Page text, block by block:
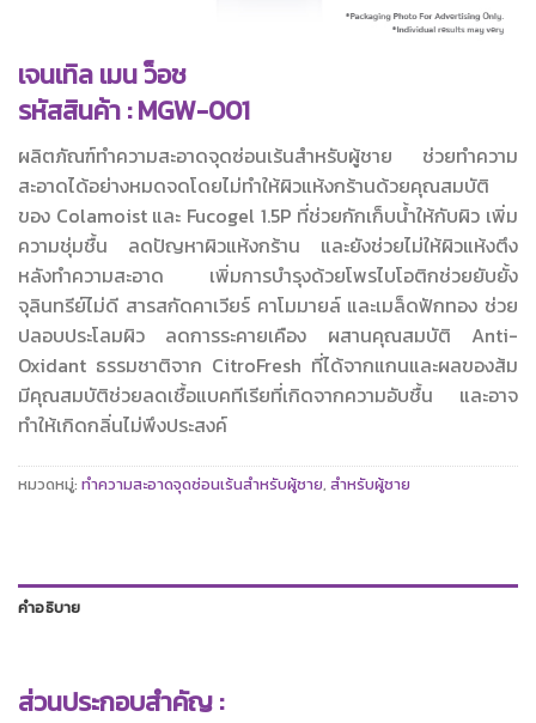
เจนเทิล เมน ว็อช
รหัสสินค้า : MGW-001
ผลิตภัณฑ์ทำความสะอาดจุดซ่อนเร้นสำหรับผู้ชาย ช่วยทำความ
สะอาดได้อย่างหมดจดโดยไม่ทำให้ผิวแห้งกร้านด้วยคุณสมบัติ
ของ Colamoist และ Fucogel 1.5P ที่ช่วยกักเก็บน้ำให้กับผิว เพิ่ม
ความชุ่มชื้น ลดปัญหาผิวแห้งกร้าน และยังช่วยไม่ให้ผิวแห้งตึง
หลังทำความสะอาด เพิ่มการบำรุงด้วยโพรไบโอติกช่วยยับยั้ง
จุลินทรีย์ไม่ดี สารสกัดคาเวียร์ คาโมมายล์ และเมล็ดฟักทอง ช่วย
ปลอบประโลมผิว ลดการระคายเคือง ผสานคุณสมบัติ Anti-
Oxidant ธรรมชาติจาก CitroFresh ที่ได้จากแกนและผลของส้ม
มีคุณสมบัติช่วยลดเชื้อแบคทีเรียที่เกิดจากความอับชื้น และอาจ
ทำให้เกิดกลิ่นไม่พึงประสงค์
หมวดหมู่: ทำความสะอาดจุดซ่อนเร้นสำหรับผู้ชาย, สำหรับผู้ชาย
คำอธิบาย
ส่วนประกอบสำคัญ :